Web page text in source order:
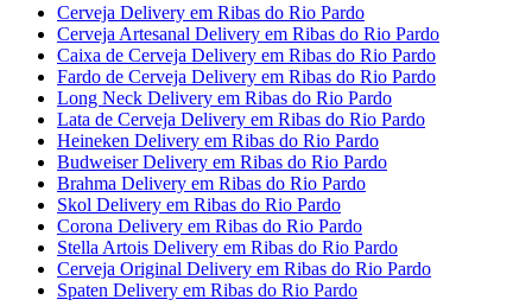
Cerveja Delivery em Ribas do Rio Pardo
Cerveja Artesanal Delivery em Ribas do Rio Pardo
Caixa de Cerveja Delivery em Ribas do Rio Pardo
Fardo de Cerveja Delivery em Ribas do Rio Pardo
Long Neck Delivery em Ribas do Rio Pardo
Lata de Cerveja Delivery em Ribas do Rio Pardo
Heineken Delivery em Ribas do Rio Pardo
Budweiser Delivery em Ribas do Rio Pardo
Brahma Delivery em Ribas do Rio Pardo
Skol Delivery em Ribas do Rio Pardo
Corona Delivery em Ribas do Rio Pardo
Stella Artois Delivery em Ribas do Rio Pardo
Cerveja Original Delivery em Ribas do Rio Pardo
Spaten Delivery em Ribas do Rio Pardo